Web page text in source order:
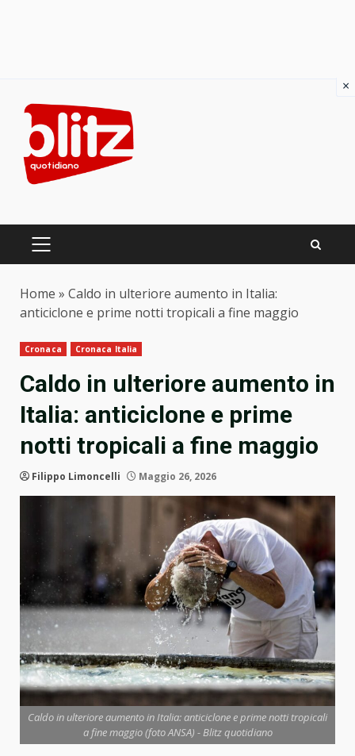
content
PRIMARY
Home » Caldo in ulteriore aumento in Italia:
anticiclone e prime notti tropicali a fine maggio
Cronaca Cronaca Italia
Caldo in ulteriore aumento in
Italia: anticiclone e prime
notti tropicali a fine maggio
Filippo Limoncelli Maggio 26, 2026
Caldo in ulteriore aumento in Italia: anticiclone e prime notti tropicali
a fine maggio (foto ANSA) - Blitz quotidiano
×